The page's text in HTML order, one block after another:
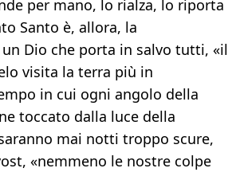
per mano, lo rialza, lo riporta
Santo è, allora, la
Dio che porta in salvo tutti, «il
visita la terra più in
in cui ogni angolo della
toccato dalla luce della
mai notti troppo scure,
«nemmeno le nostre colpe